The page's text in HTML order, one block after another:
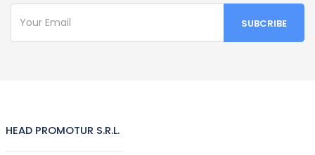
HEAD PROMOTUR S.R.L.